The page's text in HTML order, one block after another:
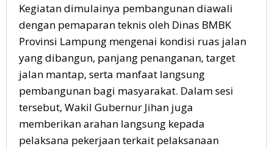
Kegiatan dimulainya pembangunan diawali
dengan pemaparan teknis oleh Dinas BMBK
Provinsi Lampung mengenai kondisi ruas jalan
yang dibangun, panjang penanganan, target
jalan mantap, serta manfaat langsung
pembangunan bagi masyarakat. Dalam sesi
tersebut, Wakil Gubernur Jihan juga
memberikan arahan langsung kepada
pelaksana pekerjaan terkait pelaksanaan